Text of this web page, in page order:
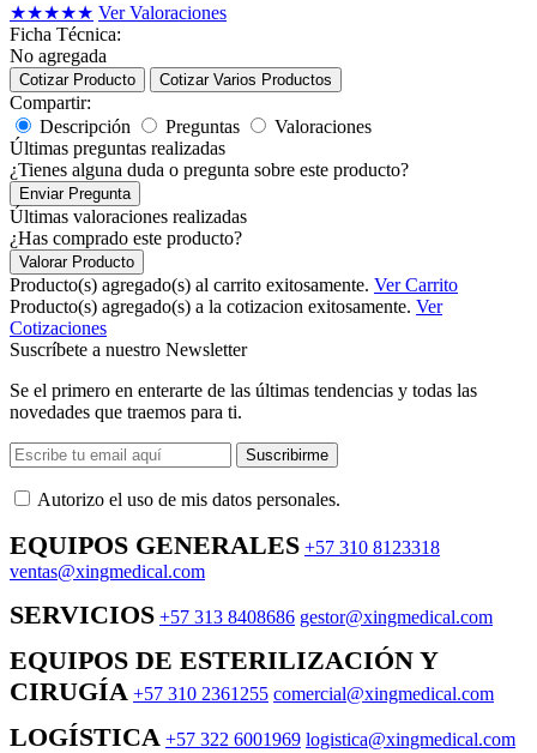
★★★★★ Ver Valoraciones
Ficha Técnica:
No agregada
Cotizar Producto Cotizar Varios Productos
Compartir:
Descripción
Preguntas
Valoraciones
Últimas preguntas realizadas
¿Tienes alguna duda o pregunta sobre este producto?
Enviar Pregunta
Últimas valoraciones realizadas
¿Has comprado este producto?
Valorar Producto
Producto(s) agregado(s) al carrito exitosamente. Ver Carrito
Producto(s) agregado(s) a la cotizacion exitosamente. Ver
Cotizaciones
Suscríbete a nuestro Newsletter
Se el primero en enterarte de las últimas tendencias y todas las
novedades que traemos para ti.
Suscribirme
Autorizo ​​el uso de mis datos personales.
EQUIPOS GENERALES +57 310 8123318
ventas@xingmedical.com
SERVICIOS +57 313 8408686 gestor@xingmedical.com
EQUIPOS DE ESTERILIZACIÓN Y
CIRUGÍA +57 310 2361255 comercial@xingmedical.com
LOGÍSTICA +57 322 6001969 logistica@xingmedical.com